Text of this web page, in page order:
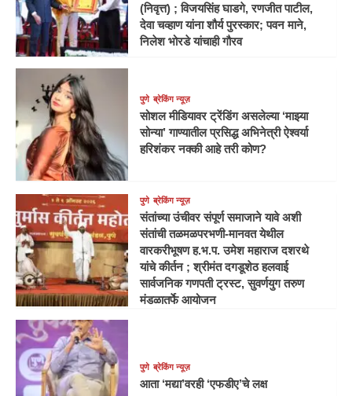
(निवृत्त) ; विजयसिंह घाडगे, रणजीत पाटील,
देवा चव्हाण यांना शौर्य पुरस्कार; पवन माने,
निलेश भोरडे यांचाही गौरव
पुणे ब्रेकिंग न्यूज़
सोशल मीडियावर ट्रेंडिंग असलेल्या ‘माझ्या
सोन्या’ गाण्यातील प्रसिद्ध अभिनेत्री ऐश्वर्या
हरिशंकर नक्की आहे तरी कोण?
पुणे ब्रेकिंग न्यूज़
संतांच्या उंचीवर संपूर्ण समाजाने यावे अशी
संतांची तळमळपरभणी-मानवत येथील
वारकरीभूषण ह.भ.प. उमेश महाराज दशरथे
यांचे कीर्तन ; श्रीमंत दगडूशेठ हलवाई
सार्वजनिक गणपती ट्रस्ट, सुवर्णयुग तरुण
मंडळातर्फे आयोजन
पुणे ब्रेकिंग न्यूज़
आता ‘मद्या’वरही ‘एफडीए’चे लक्ष